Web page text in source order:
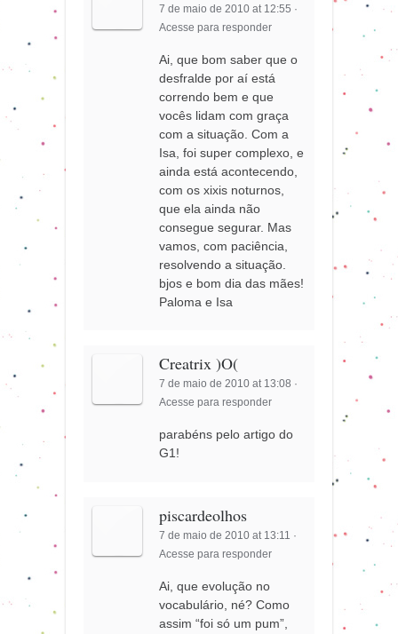
7 de maio de 2010 at 12:55 ·
Acesse para responder
Ai, que bom saber que o
desfralde por aí está
correndo bem e que
vocês lidam com graça
com a situação. Com a
Isa, foi super complexo, e
ainda está acontecendo,
com os xixis noturnos,
que ela ainda não
consegue segurar. Mas
vamos, com paciência,
resolvendo a situação.
bjos e bom dia das mães!
Paloma e Isa
Creatrix )O(
7 de maio de 2010 at 13:08 ·
Acesse para responder
parabéns pelo artigo do
G1!
piscardeolhos
7 de maio de 2010 at 13:11 ·
Acesse para responder
Ai, que evolução no
vocabulário, né? Como
assim “foi só um pum”,